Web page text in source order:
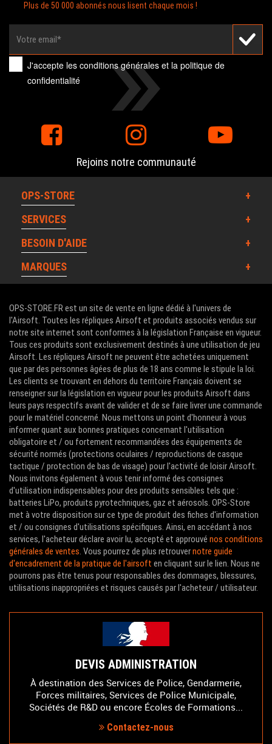
Plus de 50 000 abonnés nous lisent chaque mois !
J'accepte lesconditions générales et lapolitique de
confidentialité
Rejoins notre communauté
OPS-STORE
SERVICES
BESOIN D'AIDE
MARQUES
OPS-STORE.FR est un site de vente en ligne dédié à l'univers de
l'Airsoft. Toutes les répliques Airsoft et produits associés vendus sur
notre site internet sont conformes à la législation Française en vigueur.
Tous ces produits sont exclusivement destinés à une utilisation de jeu
Airsoft. Les répliques Airsoft ne peuvent être achetées uniquement
que par des personnes âgées de plus de 18 ans comme le stipule la loi.
Les clients se trouvant en dehors du territoire Français doivent se
renseigner sur la législation en vigueur pour les produits Airsoft dans
leurs pays respectifs avant de valider et de se faire livrer une commande
pour le matériel concerné. Nous mettons un point d'honneur à vous
informer quant aux bonnes pratiques concernant l'utilisation
obligatoire et / ou fortement recommandées des équipements de
sécurité normés (protections oculaires / reproductions de casque
tactique / protection de bas de visage) pour l'activité de loisir Airsoft.
Nous invitons également à vous tenir informé des consignes
d'utilisation indispensables pour des produits sensibles tels que :
batteries LiPo, produits pyrotechniques, gaz et aérosols. OPS-Store
met à votre disposition sur ce type de produit des fiches d'information
et / ou consignes d'utilisations spécifiques. Ainsi, en accédant à nos
services, l'acheteur déclare avoir lu, accepté et approuvé nos conditions
générales de ventes . Vous pourrez de plus retrouvernotre guide
d'encadrement de la pratique de l'airsoft en cliquant sur le lien. Nous ne
pourrons pas être tenus pour responsables des dommages, blessures,
utilisations inappropriées et risques causés par l'acheteur / utilisateur.
DEVIS ADMINISTRATION
À destination des Services de Police, Gendarmerie,
Forces militaires, Services de Police Municipale,
Sociétés de R&D ou encore Écoles de Formations...
Contactez-nous